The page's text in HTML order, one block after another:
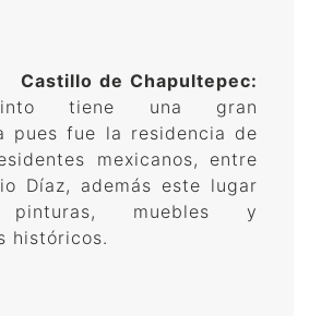
Castillo de Chapultepec:
tiene una gran
pues fue la residencia de
mexicanos, entre
Díaz, además este lugar
pinturas, muebles y
históricos.